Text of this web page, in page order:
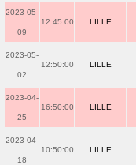
2023-05-
09
12:45:00 LILLE
2023-05-
02
12:50:00 LILLE
2023-04-
25
16:50:00 LILLE
2023-04-
18
10:50:00 LILLE